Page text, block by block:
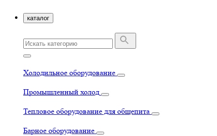
каталог
Холодильное оборудование
Промышленный холод
Тепловое оборудование для общепита
Барное оборудование